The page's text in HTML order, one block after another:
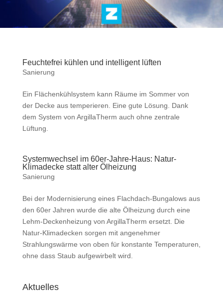
Feuchtefrei kühlen und intelligent lüften
Sanierung
Ein Flächenkühlsystem kann Räume im Sommer von
der Decke aus temperieren. Eine gute Lösung. Dank
dem System von ArgillaTherm auch ohne zentrale
Lüftung.
Systemwechsel im 60er-Jahre-Haus: Natur-
Klimadecke statt alter Ölheizung
Sanierung
Bei der Modernisierung eines Flachdach-Bungalows aus
den 60er Jahren wurde die alte Ölheizung durch eine
Lehm-Deckenheizung von ArgillaTherm ersetzt. Die
Natur-Klimadecken sorgen mit angenehmer
Strahlungswärme von oben für konstante Temperaturen,
ohne dass Staub aufgewirbelt wird.
Aktuelles